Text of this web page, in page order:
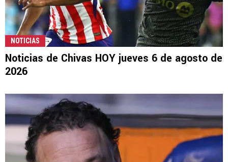
NOTICIAS
Noticias de Chivas HOY jueves 6 de agosto de
2026